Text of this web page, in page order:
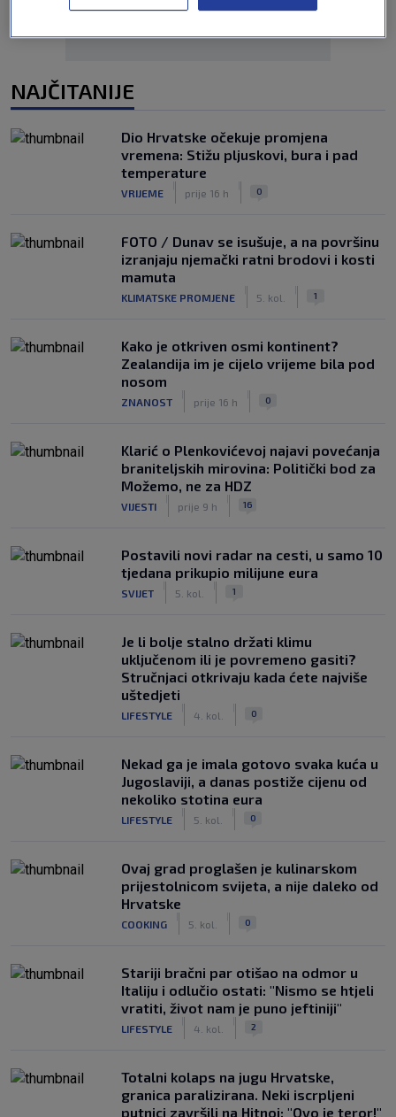
NAJČITANIJE
Dio Hrvatske očekuje promjena
vremena: Stižu pljuskovi, bura i pad
temperature
VRIJEME prije 16 h 0
FOTO / Dunav se isušuje, a na površinu
izranjaju njemački ratni brodovi i kosti
mamuta
KLIMATSKE PROMJENE 5. kol. 1
Kako je otkriven osmi kontinent?
Zealandija im je cijelo vrijeme bila pod
nosom
ZNANOST prije 16 h 0
Klarić o Plenkovićevoj najavi povećanja
braniteljskih mirovina: Politički bod za
Možemo, ne za HDZ
VIJESTI prije 9 h 16
Postavili novi radar na cesti, u samo 10
tjedana prikupio milijune eura
SVIJET 5. kol. 1
Je li bolje stalno držati klimu
uključenom ili je povremeno gasiti?
Stručnjaci otkrivaju kada ćete najviše
uštedjeti
LIFESTYLE 4. kol. 0
Nekad ga je imala gotovo svaka kuća u
Jugoslaviji, a danas postiže cijenu od
nekoliko stotina eura
LIFESTYLE 5. kol. 0
Ovaj grad proglašen je kulinarskom
prijestolnicom svijeta, a nije daleko od
Hrvatske
COOKING 5. kol. 0
Stariji bračni par otišao na odmor u
Italiju i odlučio ostati: "Nismo se htjeli
vratiti, život nam je puno jeftiniji"
LIFESTYLE 4. kol. 2
Totalni kolaps na jugu Hrvatske,
granica paralizirana. Neki iscrpljeni
putnici završili na Hitnoj: "Ovo je teror!"